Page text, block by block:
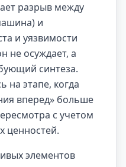
разрыв между
и
и уязвимости
не осуждает, а
синтеза.
на этапе, когда
вперед» больше
с учетом
ценностей.
элементов